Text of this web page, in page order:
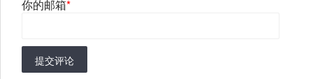
你的邮箱*
提交评论